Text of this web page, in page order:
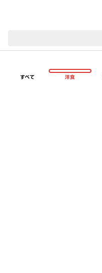
すべて 洋食